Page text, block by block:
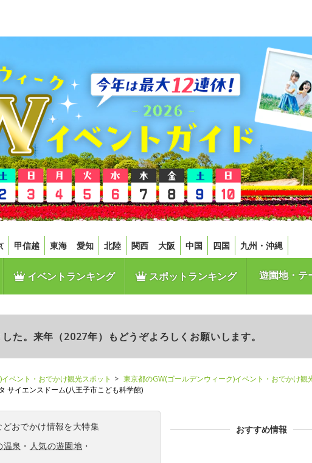
甲信越 東海 愛知 北陸 関西 大阪 中国 四国 九州・沖縄
イベントランキング スポットランキング 遊園地・テ
た。来年（2027年）もどうぞよろしくお願いします。
ベント・おでかけ観光スポット
東京都のGW(ゴールデンウィーク)イベント・おでかけ観
サイエンスドーム(八王子市こども科学館)
どおでかけ情報を大特集
温泉 ・ 人気の遊園地 ・
おすすめ情報